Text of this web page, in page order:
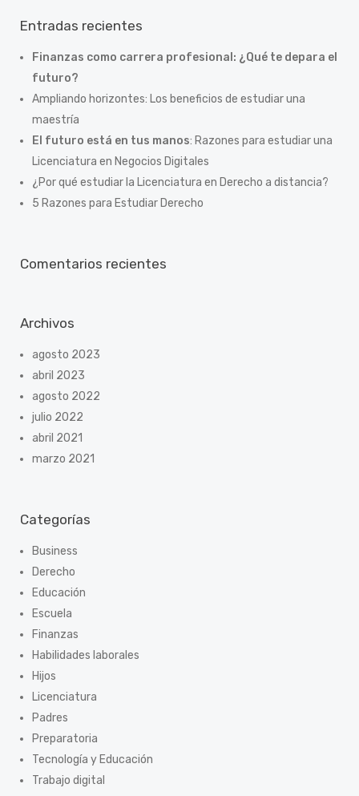
Entradas recientes
Finanzas como carrera profesional: ¿Qué te depara el
futuro?
Ampliando horizontes: Los beneficios de estudiar una
maestría
El futuro está en tus manos: Razones para estudiar una
Licenciatura en Negocios Digitales
¿Por qué estudiar la Licenciatura en Derecho a distancia?
5 Razones para Estudiar Derecho
Comentarios recientes
Archivos
agosto 2023
abril 2023
agosto 2022
julio 2022
abril 2021
marzo 2021
Categorías
Business
Derecho
Educación
Escuela
Finanzas
Habilidades laborales
Hijos
Licenciatura
Padres
Preparatoria
Tecnología y Educación
Trabajo digital